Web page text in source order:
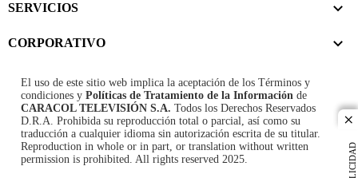
SERVICIOS
CORPORATIVO
El uso de este sitio web implica la aceptación de los Términos y
condiciones y Políticas de Tratamiento de la Información de
CARACOL TELEVISIÓN S.A. Todos los Derechos Reservados
D.R.A. Prohibida su reproducción total o parcial, así como su
traducción a cualquier idioma sin autorización escrita de su titular.
Reproduction in whole or in part, or translation without written
permission is prohibited. All rights reserved 2025.